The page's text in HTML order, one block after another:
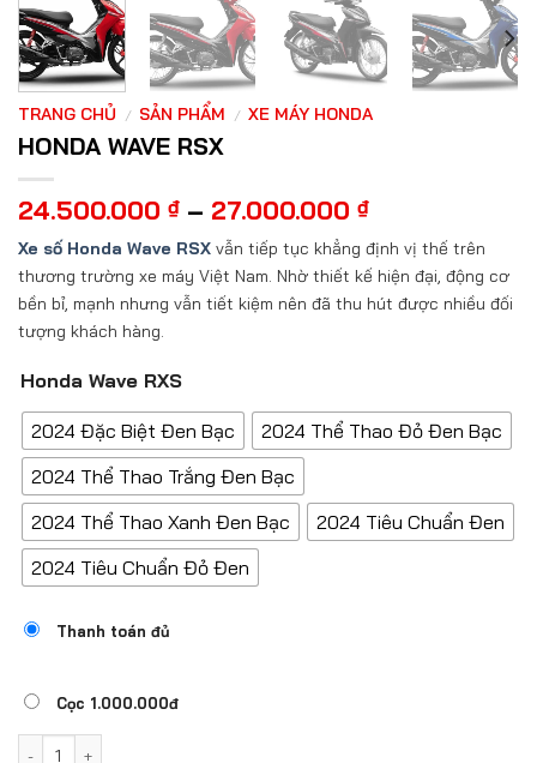
TRANG CHỦ / SẢN PHẨM / XE MÁY HONDA
HONDA WAVE RSX
24.500.000 ₫ – 27.000.000 ₫Khoảng
từ
24.500.000 ₫
đến
Xe số Honda Wave RSX vẫn tiếp tục khẳng định vị thế trên
thương trường xe máy Việt Nam. Nhờ thiết kế hiện đại, động cơ
bền bỉ, mạnh nhưng vẫn tiết kiệm nên đã thu hút được nhiều đối
tượng khách hàng.
Honda Wave RXS
2024 Đặc Biệt Đen Bạc
2024 Thể Thao Đỏ Đen Bạc
2024 Thể Thao Trắng Đen Bạc
2024 Thể Thao Xanh Đen Bạc
2024 Tiêu Chuẩn Đen
2024 Tiêu Chuẩn Đỏ Đen
Thanh toán đủ
Cọc 1.000.000đ
HONDA WAVE RSX số lượng